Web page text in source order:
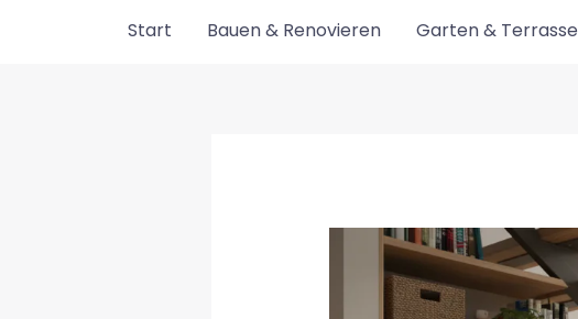
Start Bauen & Renovieren Garten & Terrasse